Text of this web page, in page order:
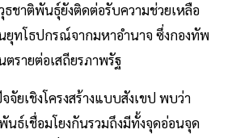
ธชาติพันธุ์ยังติดต่อรับความช่วยเหลือ
ยุทโธปกรณ์จากมหาอำนาจ ซึ่งกองทัพ
ตรายต่อเสถียรภาพรัฐ
จัยเชิงโครงสร้างแบบสังเขป พบว่า
ธ์เชื่อมโยงกันรวมถึงมีทั้งจุดอ่อนจุด